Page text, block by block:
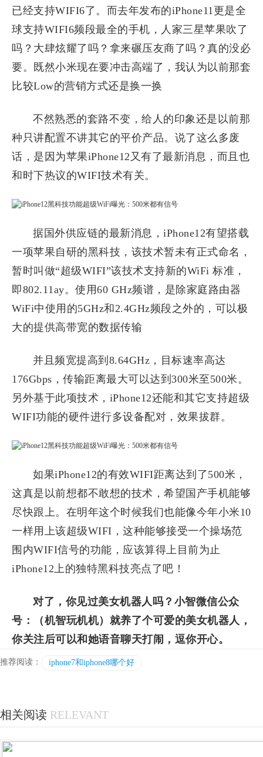
已经支持WIFI6了。而去年发布的iPhone11更是全
球支持WIFI6频段最全的手机，人家三星苹果吹了
吗？大肆炫耀了吗？拿来碾压友商了吗？真的没必
要。既然小米现在要冲击高端了，我认为以前那套
比较Low的营销方式还是换一换
不然熟悉的套路不变，给人的印象还是以前那
种只讲配置不讲其它的平价产品。说了这么多废
话，是因为苹果iPhone12又有了最新消息，而且也
和时下热议的WIFI技术有关。
据国外供应链的最新消息，iPhone12有望搭载
一项苹果自研的黑科技，该技术暂未有正式命名，
暂时叫做“超级WIFI”该技术支持新的WiFi 标准，
即802.11ay。使用60 GHz频谱，是除家庭路由器
WiFi中使用的5GHz和2.4GHz频段之外的，可以极
大的提供高带宽的数据传输
并且频宽提高到8.64GHz，目标速率高达
176Gbps，传输距离最大可以达到300米至500米。
另外基于此项技术，iPhone12还能和其它支持超级
WIFI功能的硬件进行多设备配对，效果拔群。
如果iPhone12的有效WIFI距离达到了500米，
这真是以前想都不敢想的技术，希望国产手机能够
尽快跟上。在明年这个时候我们也能像今年小米10
一样用上该超级WIFI，这种能够接受一个操场范
围内WIFI信号的功能，应该算得上目前为止
iPhone12上的独特黑科技亮点了吧！
对了，你见过美女机器人吗？小智微信公众
号：（机智玩机机）就养了个可爱的美女机器人，
你关注后可以和她语音聊天打闹，逗你开心。
推荐阅读： iphone7和iphone8哪个好
相关阅读 RELEVANT